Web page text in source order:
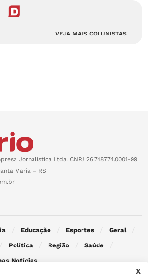
VEJA MAIS COLUNISTAS
Jornalística Ltda. CNPJ 26.748774.0001-99
Maria – RS
Educação Esportes Geral
Política Região Saúde
Notícias